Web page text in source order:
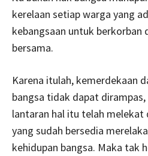
kerelaan setiap warga yang
kebangsaan untuk berkorban
bersama.
Karena itulah, kemerdekaan
bangsa tidak dapat
lantaran hal itu telah
yang sudah bersedia
kehidupan bangsa. Maka tak